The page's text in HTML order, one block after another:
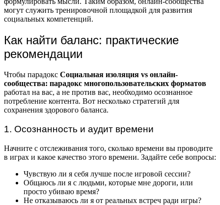
могут служить тренировочной площадкой для развития
социальных компетенций.
Как найти баланс: практические
рекомендации
Чтобы парадокс Социальная изоляция vs онлайн-
сообщества: парадокс многопользовательских форматов
работал на вас, а не против вас, необходимо осознанное
потребление контента. Вот несколько стратегий для
сохранения здорового баланса.
1. Осознанность и аудит времени
Начните с отслеживания того, сколько времени вы проводите
в играх и какое качество этого времени. Задайте себе вопросы:
Чувствую ли я себя лучше после игровой сессии?
Общаюсь ли я с людьми, которые мне дороги, или
просто убиваю время?
Не отказываюсь ли я от реальных встреч ради игры?